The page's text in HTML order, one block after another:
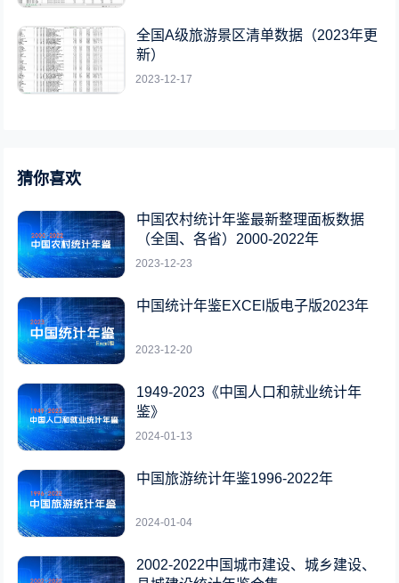
全国A级旅游景区清单数据（2023年更
新）
2023-12-17
猜你喜欢
中国农村统计年鉴最新整理面板数据
（全国、各省）2000-2022年
2023-12-23
中国统计年鉴EXCEl版电子版2023年
2023-12-20
1949-2023《中国人口和就业统计年
鉴》
2024-01-13
中国旅游统计年鉴1996-2022年
2024-01-04
2002-2022中国城市建设、城乡建设、